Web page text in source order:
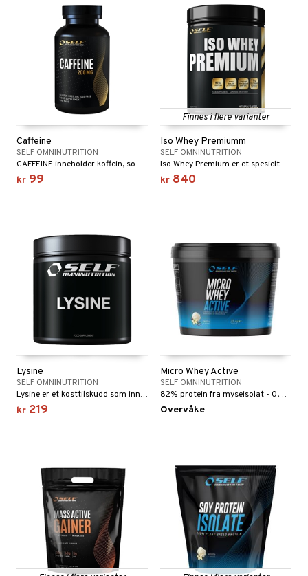
Caffeine
SELF OMNINUTRITION
CAFFEINE inneholder koffein, som er et sentralstimulerende stoff som finnes naturlig i for eksempel kaffe, te, kakao og guarana.
kr 99
Finnes i flere varianter
Iso Whey Premiumm
SELF OMNINUTRITION
Iso Whey Premium er et spesielt behandlet høykvalitets myseisolat med spesifikke proteinfraksjoner forsterket med glutaminpeptider.
kr 840
Lysine
SELF OMNINUTRITION
Lysine er et kosttilskudd som inneholder ren L-lysin.
kr 219
Micro Whey Active
SELF OMNINUTRITION
82% protein fra myseisolat - 0,4% fett.
Overvåke